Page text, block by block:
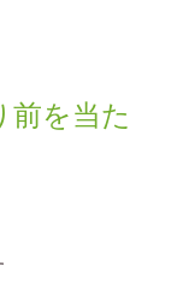
前を当た